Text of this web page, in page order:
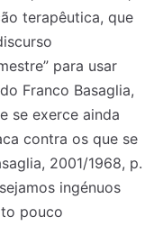
terapêutica, que
para usar
Franco Basaglia,
se exerce ainda
contra os que se
2001/1968, p.
ingénuos
pouco